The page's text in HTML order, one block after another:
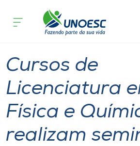
Cursos
Pesquisa
Atendimento ao Estudante
Portal de Ensino
acontece
Cursos de
Licenciatura
Física e
realizam